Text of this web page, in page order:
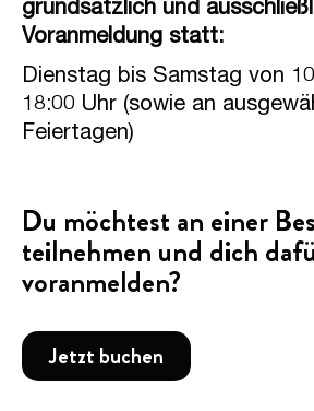
grundsätzlich und
Voranmeldung statt:
Dienstag bis Samstag von
18:00 Uhr (sowie an
Feiertagen)
Du möchtest an einer
teilnehmen und dich
voranmelden?
Jetzt buchen